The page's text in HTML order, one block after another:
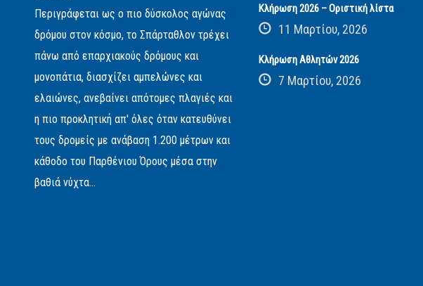
Περιγράφεται ως ο πιο δύσκολος αγώνας
δρόμου στον κόσμο, το Σπάρταθλον τρέχει
πάνω από επαρχιακούς δρόμους και
μονοπάτια, διασχίζει αμπελώνες και
ελαιώνες, ανεβαίνει απότομες πλαγιές και
η πιο προκλητική απ' όλες όταν κατευθύνει
τους δρομείς με ανάβαση 1.200 μέτρων και
κάθοδο του Παρθένιου Όρους μέσα στην
βαθιά νύχτα...
Κλήρωση 2026 – Οριστική λίστα
11 Μαρτίου, 2026
Κλήρωση Αθλητών 2026
7 Μαρτίου, 2026